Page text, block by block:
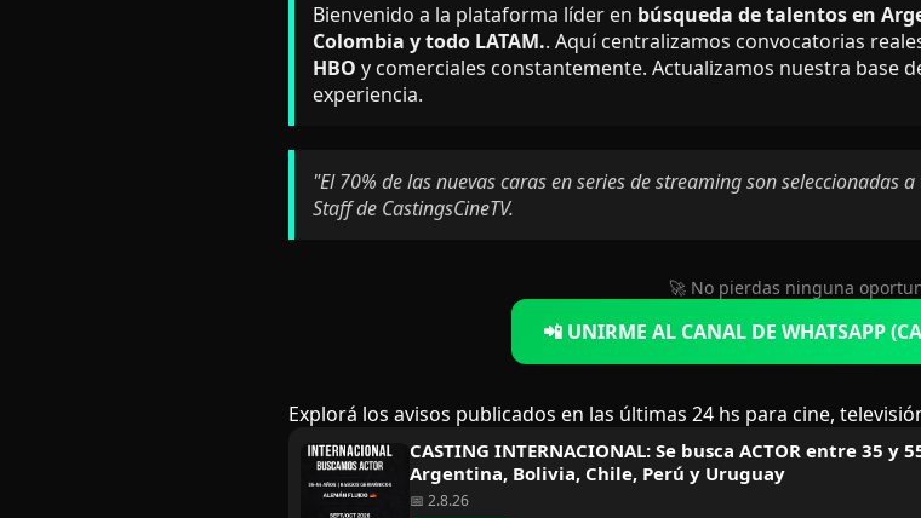
Bienvenido a la plataforma líder en búsqueda de talentos en
Colombia y todo LATAM.. Aquí centralizamos convocatorias
HBO y comerciales constantemente. Actualizamos nuestra base
experiencia.
"El 70% de las nuevas caras en series de streaming son seleccionadas
Staff de CastingsCineTV.
🚀 No pierdas ninguna
📲 UNIRME AL CANAL DE WHATSAPP
Explorá los avisos publicados en las últimas 24 hs para cine,
CASTING INTERNACIONAL: Se busca ACTOR entre 35
Argentina, Bolivia, Chile, Perú y Uruguay
📅 2.8.26